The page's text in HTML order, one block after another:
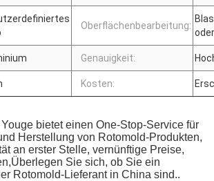
Oberflächenbearbeitung:
Genauigkeit:
Kosten:
bietet einen One-Stop-Service für
Herstellung von Rotomold-Produkten,
an erster Stelle, vernünftige Preise,
Sie sich, ob Sie ein
Rotomold-Lieferant in China sind..